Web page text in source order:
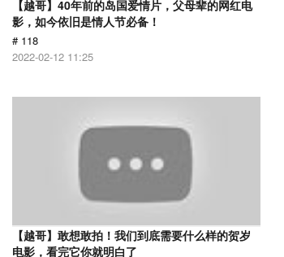
【越哥】40年前的岛国爱情片，父母辈的网红电
影，如今依旧是情人节必备！
# 118
2022-02-12 11:25
【越哥】敢想敢拍！我们到底需要什么样的贺岁
电影，看完它你就明白了